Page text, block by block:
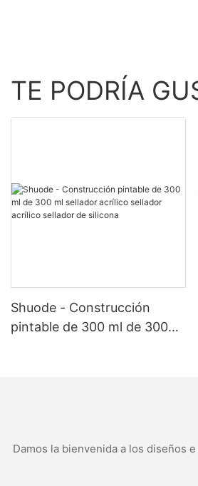
TE PODRÍA
Shuode - Construcción
pintable de 300 ml de 300
Damos la bienvenida a los diseños